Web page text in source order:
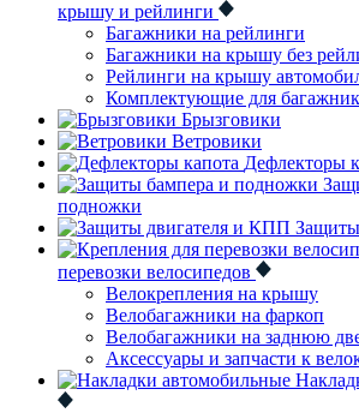
крышу и рейлинги
Багажники на рейлинги
Багажники на крышу без
Рейлинги на крышу
Комплектующие для
Брызговики
Ветровики
Дефлекторы
подножки
перевозки велосипедов
Велокрепления на крышу
Велобагажники на фаркоп
Велобагажники на заднюю
Аксессуары и запчасти к